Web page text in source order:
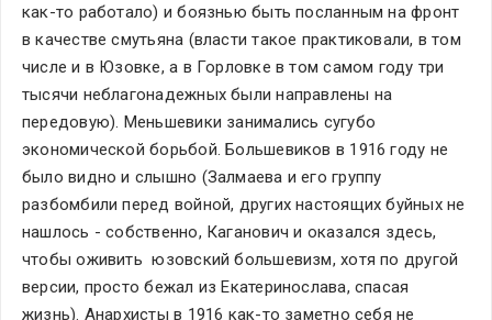
как-то работало) и боязнью быть посланным на фронт
в качестве смутьяна (власти такое практиковали, в том
числе и в Юзовке, а в Горловке в том самом году три
тысячи неблагонадежных были направлены на
передовую). Меньшевики занимались сугубо
экономической борьбой. Большевиков в 1916 году не
было видно и слышно (Залмаева и его группу
разбомбили перед войной, других настоящих буйных не
нашлось - собственно, Каганович и оказался здесь,
чтобы оживить  юзовский большевизм, хотя по другой
версии, просто бежал из Екатеринослава, спасая
жизнь). Анархисты в 1916 как-то заметно себя не